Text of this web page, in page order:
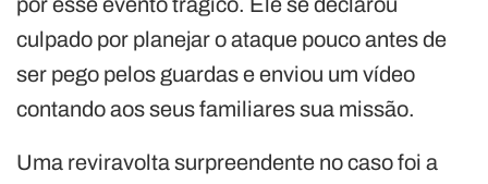
culpado por planejar o ataque pouco antes de
ser pego pelos guardas e enviou um vídeo
contando aos seus familiares sua missão.
Uma reviravolta surpreendente no caso foi a